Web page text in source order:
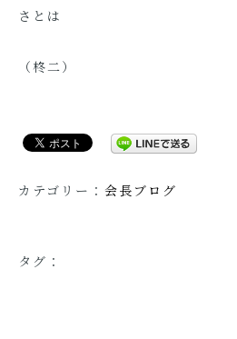
さとは
（柊二）
カテゴリー： 会長ブログ
タグ：